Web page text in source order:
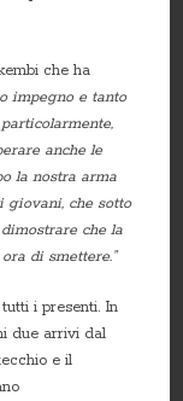
che ha
impegno e tanto
anche le
la nostra arma
giovani, che sotto
che la
di smettere.”
i presenti. In
due arrivi dal
e il